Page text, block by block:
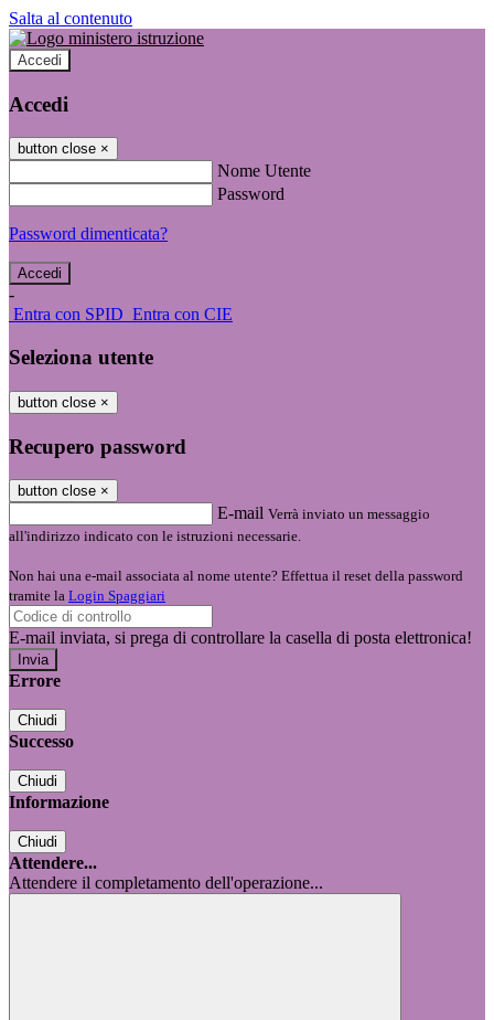
Salta al contenuto
Accedi
Accedi
button close ×
Nome Utente
Password
Password dimenticata?
-
Entra con SPID Entra con CIE
Seleziona utente
button close ×
Recupero password
button close ×
E-mail Verrà inviato un messaggio
all'indirizzo indicato con le istruzioni necessarie.
Non hai una e-mail associata al nome utente? Effettua il reset della password
tramite la Login Spaggiari
E-mail inviata, si prega di controllare la casella di posta elettronica!
Errore
Chiudi
Successo
Chiudi
Informazione
Chiudi
Attendere...
Attendere il completamento dell'operazione...